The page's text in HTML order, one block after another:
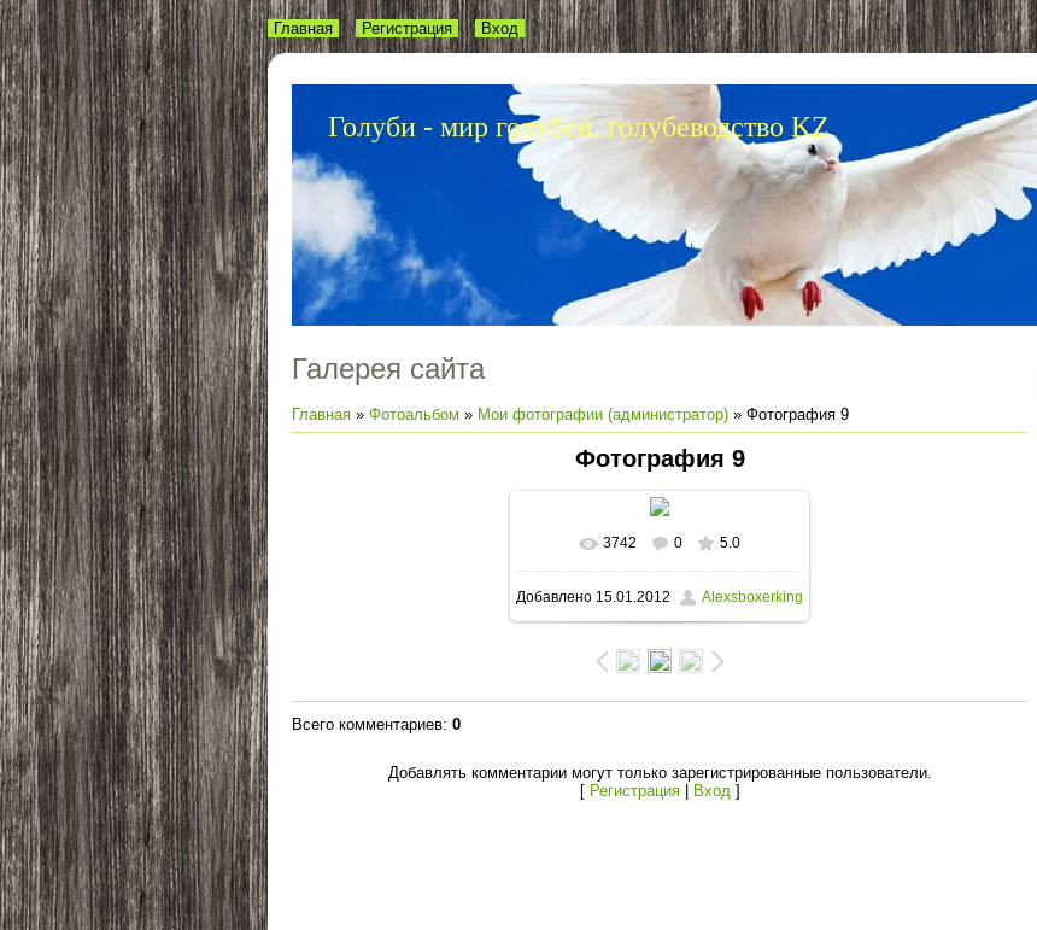
Голуби - мир голубей, голубеводство KZ
Главная Регистрация Вход
Галерея сайта
Главная » Фотоальбом » Мои фотографии (администратор) » Фотография 9
Фотография 9
В реальном размере 640x480
50.1Kb
3742 0 5.0
Добавлено 15.01.2012 Alexsboxerking
Всего комментариев: 0
Добавлять комментарии могут только зарегистрированные пользователи.
[ Регистрация| Вход]